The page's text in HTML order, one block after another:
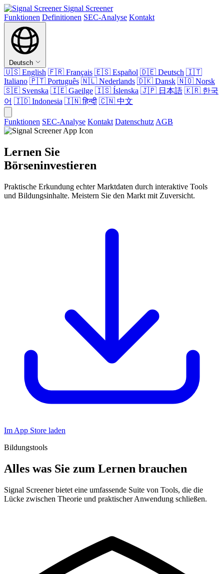
Signal Screener
Funktionen Definitionen SEC-Analyse Kontakt
Deutsch
🇺🇸 English 🇫🇷 Français 🇪🇸 Español 🇩🇪 Deutsch 🇮🇹
Italiano 🇵🇹 Português 🇳🇱 Nederlands 🇩🇰 Dansk 🇳🇴 Norsk
🇸🇪 Svenska 🇮🇪 Gaeilge 🇮🇸 Íslenska 🇯🇵 日本語 🇰🇷 한국
어 🇮🇩 Indonesia 🇮🇳हिन्दी 🇨🇳 中文
Funktionen SEC-Analyse Kontakt Datenschutz AGB
Lernen Sie
Börseninvestieren
Praktische Erkundung echter Marktdaten durch interaktive Tools
und Bildungsinhalte. Meistern Sie den Markt mit Zuversicht.
Im App Store laden
Bildungstools
Alles was Sie zum Lernen brauchen
Signal Screener bietet eine umfassende Suite von Tools, die die
Lücke zwischen Theorie und praktischer Anwendung schließen.